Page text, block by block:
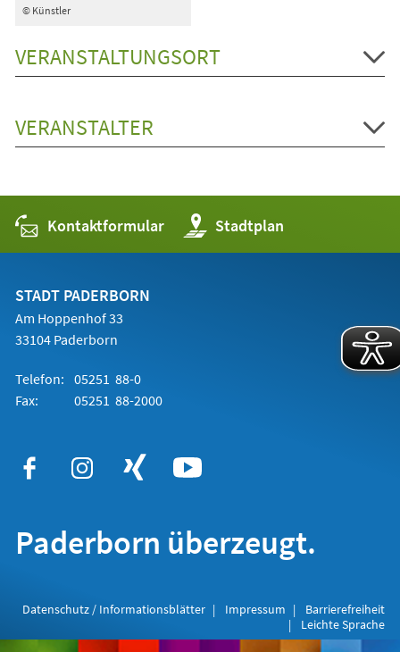
© Künstler
VERANSTALTUNGSORT
VERANSTALTER
Kontaktformular Stadtplan
(Öffnet
in
einem
STADT PADERBORN
Am Hoppenhof 33
33104 Paderborn
Telefon: 05251 88-0
Fax:
05251 88-2000
Paderborn überzeugt.
Datenschutz / Informationsblätter Impressum
Barrierefreiheit
Leichte Sprache